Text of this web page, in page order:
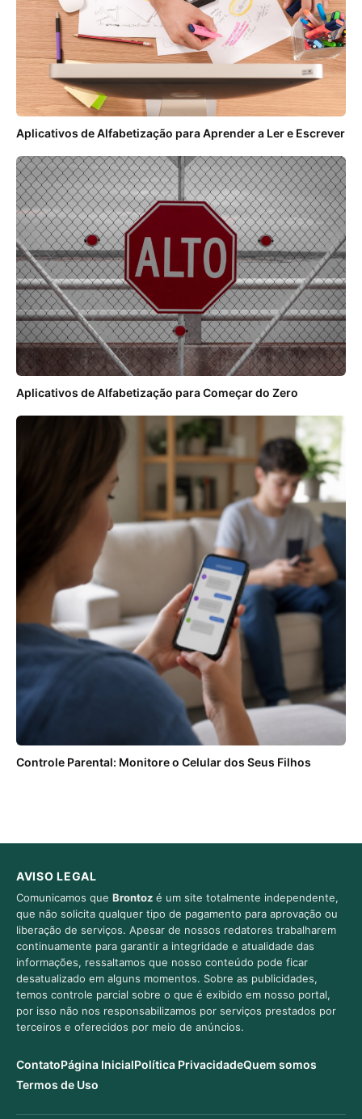
Aplicativos de Alfabetização para Aprender a Ler e Escrever
Aplicativos de Alfabetização para Começar do Zero
Controle Parental: Monitore o Celular dos Seus Filhos
AVISO LEGAL
Comunicamos que Brontoz é um site totalmente independente,
que não solicita qualquer tipo de pagamento para aprovação ou
liberação de serviços. Apesar de nossos redatores trabalharem
continuamente para garantir a integridade e atualidade das
informações, ressaltamos que nosso conteúdo pode ficar
desatualizado em alguns momentos. Sobre as publicidades,
temos controle parcial sobre o que é exibido em nosso portal,
por isso não nos responsabilizamos por serviços prestados por
terceiros e oferecidos por meio de anúncios.
ContatoPágina InicialPolítica PrivacidadeQuem somos
Termos de Uso